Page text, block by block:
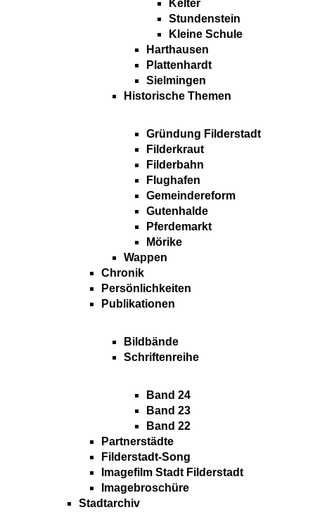
Kelter
Stundenstein
Kleine Schule
Harthausen
Plattenhardt
Sielmingen
Historische Themen
Gründung Filderstadt
Filderkraut
Filderbahn
Flughafen
Gemeindereform
Gutenhalde
Pferdemarkt
Mörike
Wappen
Chronik
Persönlichkeiten
Publikationen
Bildbände
Schriftenreihe
Band 24
Band 23
Band 22
Partnerstädte
Filderstadt-Song
Imagefilm Stadt Filderstadt
Imagebroschüre
Stadtarchiv